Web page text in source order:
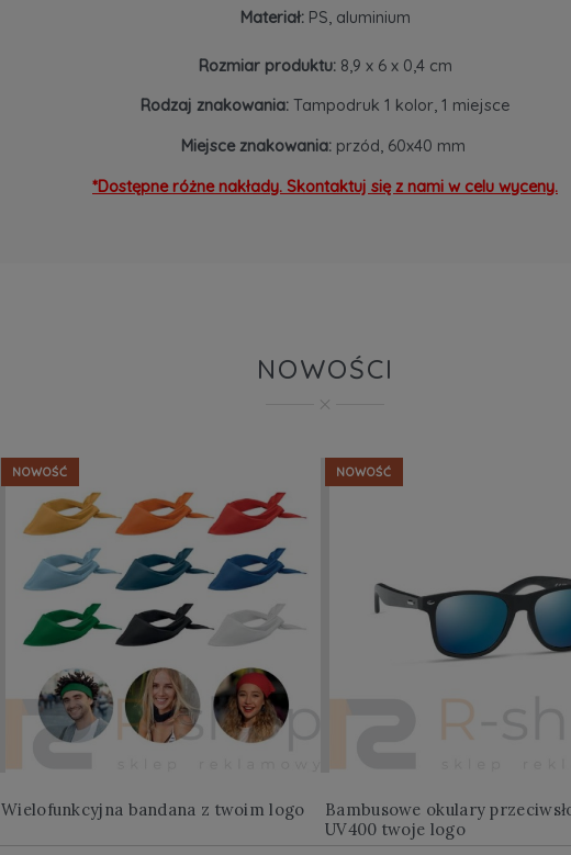
Materiał:PS, aluminium
Rozmiar produktu:8,9 x 6 x 0,4 cm
Rodzaj znakowania: Tampodruk 1 kolor, 1 miejsce
Miejsce znakowania: przód, 60x40 mm
*Dostępne różne nakłady. Skontaktuj się z nami w celu wyceny.
NOWOŚCI
Wielofunkcyjna bandana z twoim logo
NOWOŚĆ
Bambusowe okulary
UV400 twoje logo
NOWOŚĆ